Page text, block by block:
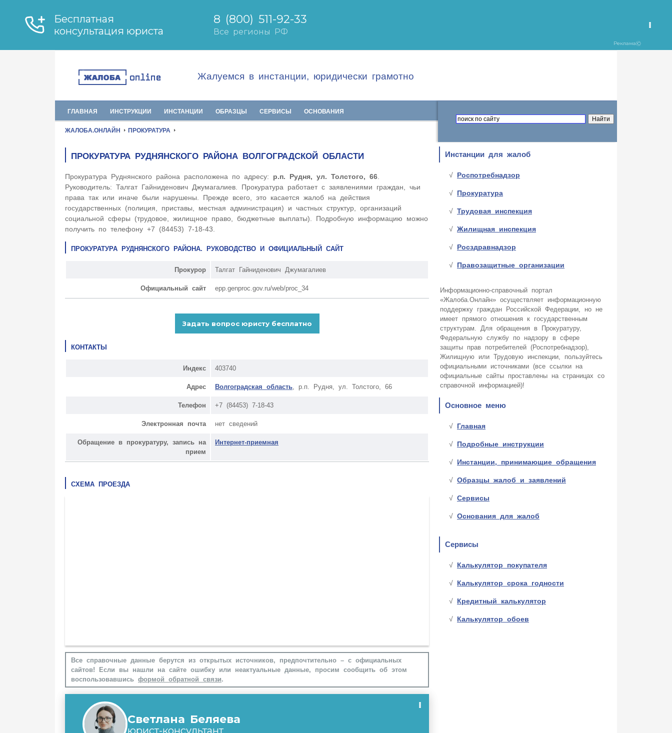
Жалуемся в инстанции, юридически грамотно
ГЛАВНАЯ ИНСТРУКЦИИ ИНСТАНЦИИ ОБРАЗЦЫ СЕРВИСЫ ОСНОВАНИЯ
ЖАЛОБА.ОНЛАЙН ПРОКУРАТУРА
ПРОКУРАТУРА РУДНЯНСКОГО РАЙОНА ВОЛГОГРАДСКОЙ ОБЛАСТИ
Прокуратура Руднянского района расположена по адресу: р.п. Рудня, ул. Толстого, 66
Руководитель: Талгат Гайниденович Джумагалиев. Прокуратура работает с заявлениями граждан, чьи
права так или иначе были нарушены. Прежде всего, это касается жалоб на действия
государственных (полиция, приставы, местная администрация) и частных структур, организаций
социальной сферы (трудовое, жилищное право, бюджетные выплаты). Подробную информацию можно
получить по телефону +7 (84453) 7-18-43.
ПРОКУРАТУРА РУДНЯНСКОГО РАЙОНА. РУКОВОДСТВО И ОФИЦИАЛЬНЫЙ САЙТ
Прокурор Талгат Гайниденович Джумагалиев
Официальный сайт epp.genproc.gov.ru/web/proc_34
КОНТАКТЫ
Индекс 403740
Адрес Волгоградская область , р.п. Рудня, ул. Толстого, 66
Телефон +7 (84453) 7-18-43
Электронная почта нет сведений
Обращение в прокуратуру, запись на
прием
Интернет-приемная
СХЕМА ПРОЕЗДА
Все справочные данные берутся из открытых источников, предпочтительно – с официальных
сайтов! Если вы нашли на сайте ошибку или неактуальные данные, просим сообщить об этом
воспользовавшись формой обратной связи.
Инстанции для жалоб
Роспотребнадзор
Прокуратура
Трудовая инспекция
Жилищная инспекция
Росздравнадзор
Правозащитные организации
Информационно-справочный портал
«Жалоба.Онлайн» осуществляет информационную
поддержку граждан Российской Федерации, но не
имеет прямого отношения к государственным
структурам. Для обращения в Прокуратуру,
Федеральную службу по надзору в сфере
защиты прав потребителей (Роспотребнадзор),
Жилищную или Трудовую инспекции, пользуйтесь
официальными источниками (все ссылки на
официальные сайты проставлены на страницах со
справочной информацией)!
Основное меню
Главная
Подробные инструкции
Инстанции, принимающие обращения
Образцы жалоб и заявлений
Сервисы
Основания для жалоб
Сервисы
Калькулятор покупателя
Калькулятор срока годности
Кредитный калькулятор
Калькулятор обоев